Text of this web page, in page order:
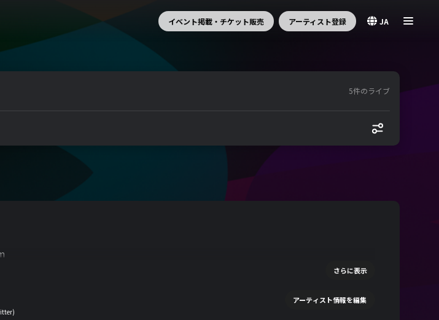
イベント掲載・チケット販売 アーティスト登録 JA
5件のライブ
さらに表示
アーティスト情報を編集